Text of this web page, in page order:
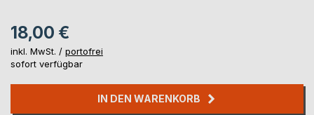
18,00 €
inkl. MwSt. / portofrei
sofort verfügbar
IN DEN WARENKORB